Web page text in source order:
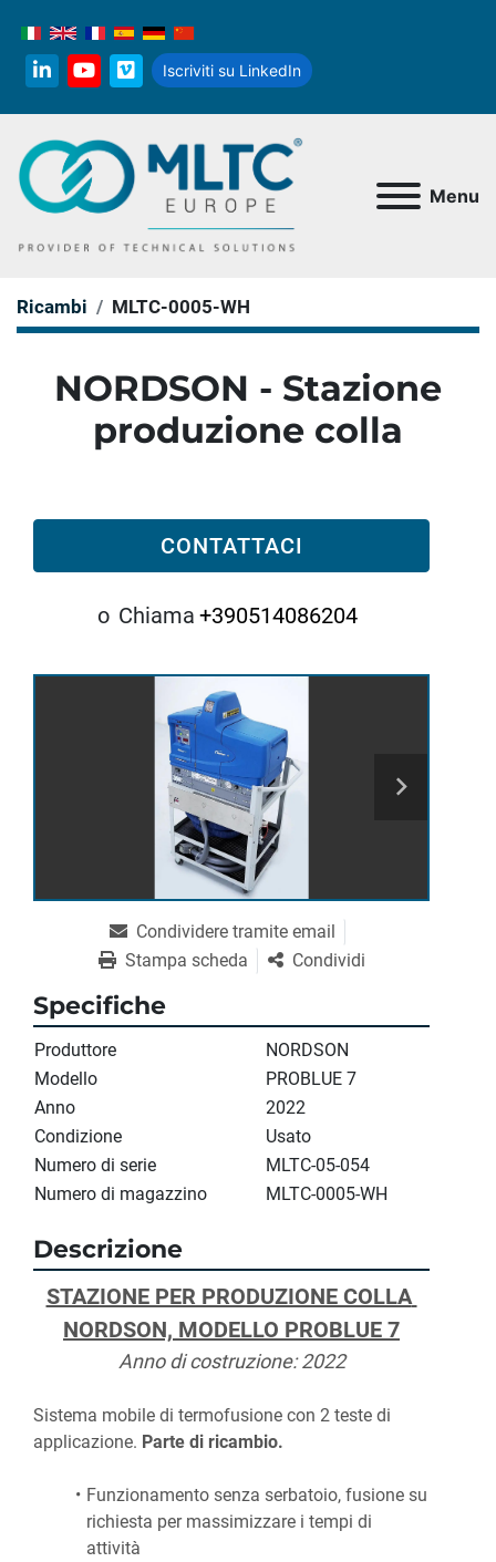
linkedinyoutube
vimeo
Iscriviti su LinkedIn
Menu
Ricambi MLTC-0005-WH
NORDSON - Stazione
produzione colla
CONTATTACI
o Chiama +390514086204
Condividere tramite email
Stampa scheda
Condividi
Specifiche
Produttore
NORDSON
Modello
PROBLUE 7
Anno
2022
Condizione
Usato
Numero di serie
MLTC-05-054
Numero di magazzino
MLTC-0005-WH
Descrizione
STAZIONE PER PRODUZIONE COLLA
NORDSON, MODELLO PROBLUE 7
Anno di costruzione: 2022
Sistema mobile di termofusione con 2 teste di
applicazione. Parte di ricambio.
Funzionamento senza serbatoio, fusione su
richiesta per massimizzare i tempi di
attività